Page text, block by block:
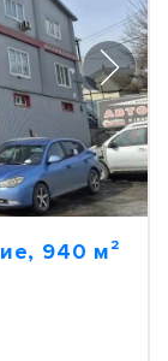
940 м²